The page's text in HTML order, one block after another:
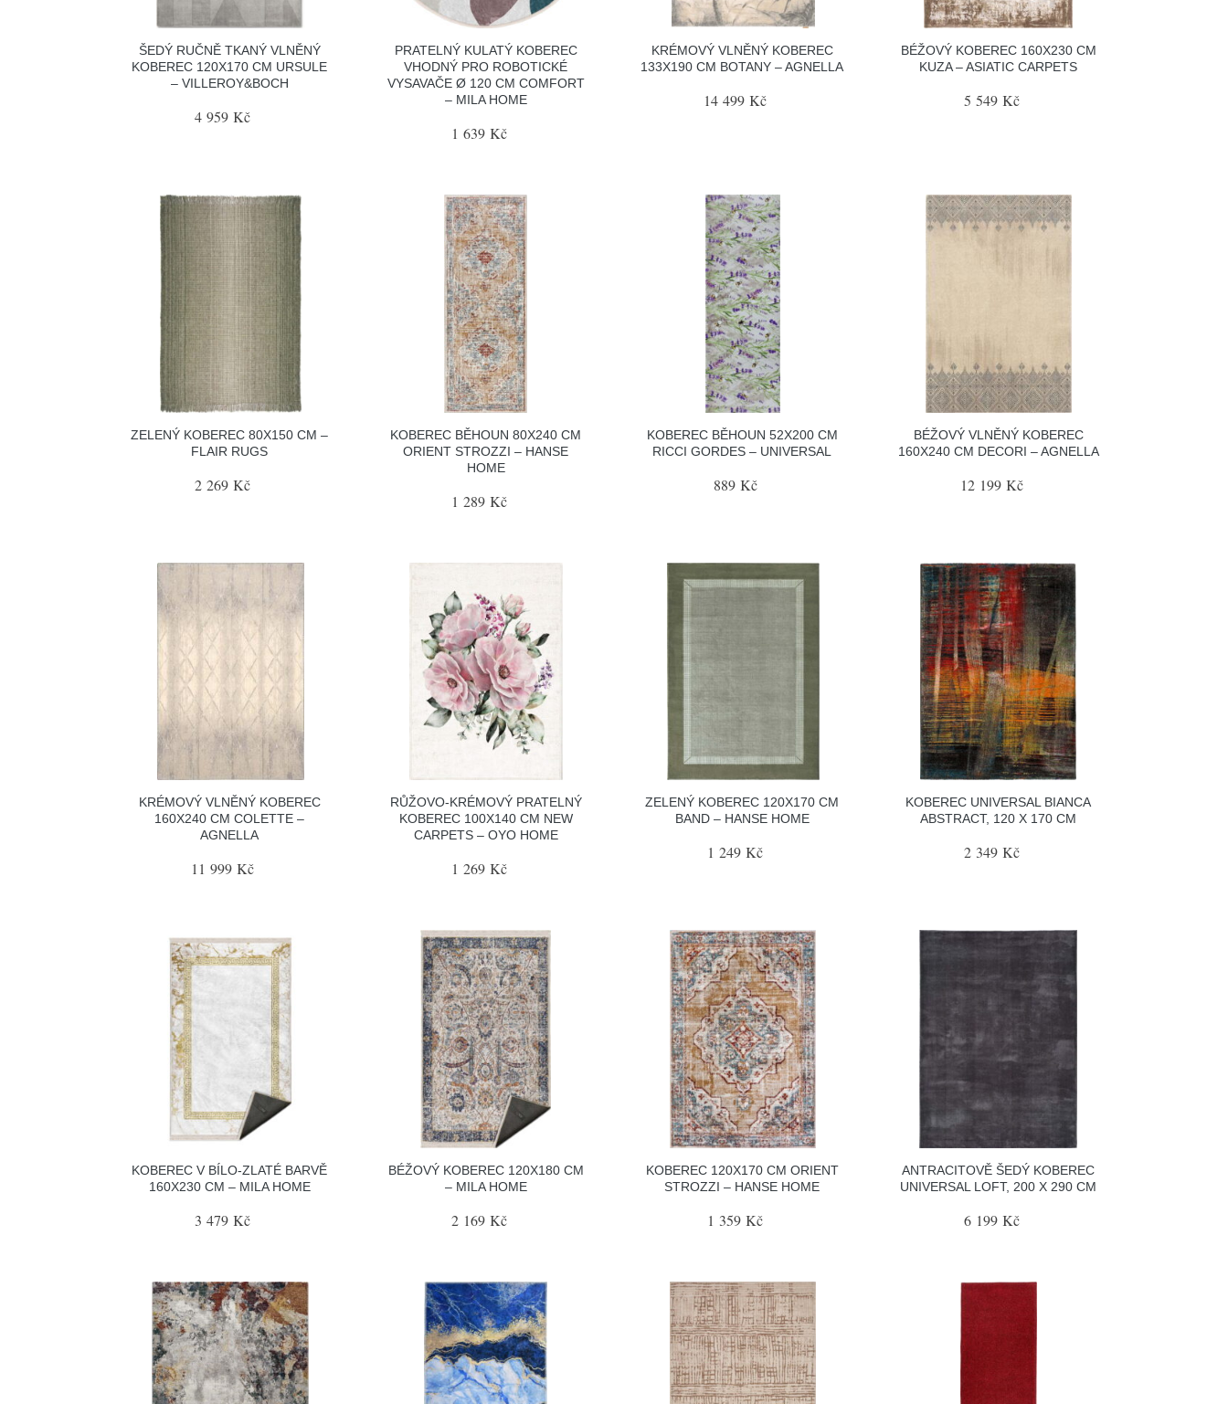
ŠEDÝ RUČNĚ TKANÝ VLNĚNÝ
KOBEREC 120X170 CM URSULE
– VILLEROY&BOCH
4 959 Kč
PRATELNÝ KULATÝ KOBEREC
VHODNÝ PRO ROBOTICKÉ
VYSAVAČE Ø 120 CM COMFORT
– MILA HOME
1 639 Kč
KRÉMOVÝ VLNĚNÝ KOBEREC
133X190 CM BOTANY – AGNELLA
14 499 Kč
BÉŽOVÝ KOBEREC 160X230 CM
KUZA – ASIATIC CARPETS
5 549 Kč
ZELENÝ KOBEREC 80X150 CM –
FLAIR RUGS
2 269 Kč
KOBEREC BĚHOUN 80X240 CM
ORIENT STROZZI – HANSE
HOME
1 289 Kč
KOBEREC BĚHOUN 52X200 CM
RICCI GORDES – UNIVERSAL
889 Kč
BÉŽOVÝ VLNĚNÝ KOBEREC
160X240 CM DECORI – AGNELLA
12 199 Kč
KRÉMOVÝ VLNĚNÝ KOBEREC
160X240 CM COLETTE –
AGNELLA
11 999 Kč
RŮŽOVO-KRÉMOVÝ PRATELNÝ
KOBEREC 100X140 CM NEW
CARPETS – OYO HOME
1 269 Kč
ZELENÝ KOBEREC 120X170 CM
BAND – HANSE HOME
1 249 Kč
KOBEREC UNIVERSAL BIANCA
ABSTRACT, 120 X 170 CM
2 349 Kč
KOBEREC V BÍLO-ZLATÉ BARVĚ
160X230 CM – MILA HOME
3 479 Kč
BÉŽOVÝ KOBEREC 120X180 CM
– MILA HOME
2 169 Kč
KOBEREC 120X170 CM ORIENT
STROZZI – HANSE HOME
1 359 Kč
ANTRACITOVĚ ŠEDÝ KOBEREC
UNIVERSAL LOFT, 200 X 290 CM
6 199 Kč